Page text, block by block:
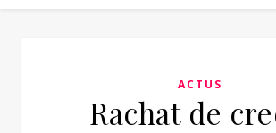
ACTUS
Rachat de